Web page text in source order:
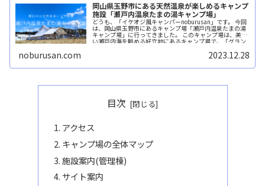
岡山県玉野市にある天然温泉が楽しめるキャンプ
施設「瀬戸内温泉たまの湯キャンプ場」
どうも、「イケオジ風キャンパーnoburusan」です。 今回
は、岡山県玉野市にあるキャンプ場「瀬戸内温泉たまの湯
キャンプ場」に行ってきました。 このキャンプ場は、美し
い瀬戸内海を眺める好立地にあるキャンプ場で、「グラン
noburusan.com 2023.12.28
目次
アクセス
キャンプ場の全体マップ
施設案内(管理棟)
サイト案内